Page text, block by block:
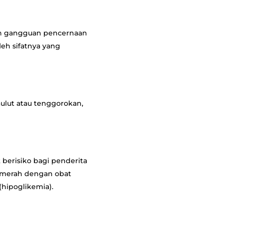
gangguan pencernaan
sifatnya yang
atau tenggorokan,
berisiko bagi penderita
dengan obat